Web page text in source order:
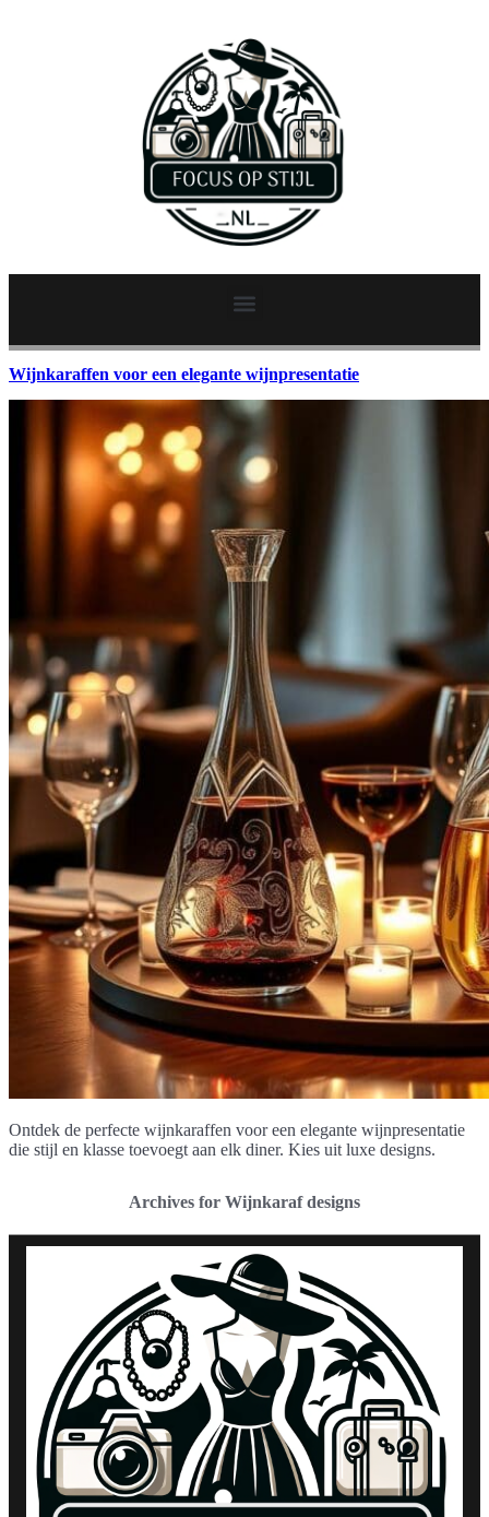
Wijnkaraffen voor een elegante wijnpresentatie
Ontdek de perfecte wijnkaraffen voor een elegante wijnpresentatie
die stijl en klasse toevoegt aan elk diner. Kies uit luxe designs.
Archives for Wijnkaraf designs